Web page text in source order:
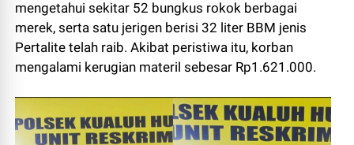
mengetahui sekitar 52 bungkus rokok berbagai
merek, serta satu jerigen berisi 32 liter BBM jenis
Pertalite telah raib. Akibat peristiwa itu, korban
mengalami kerugian materil sebesar Rp1.621.000.